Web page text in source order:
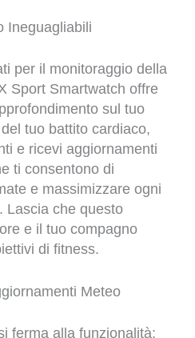
Ineguagliabili
per il monitoraggio della
Sport Smartwatch offre
sul tuo
tuo battito cardiaco,
e ricevi aggiornamenti
ti consentono di
e massimizzare ogni
Lascia che questo
e il tuo compagno
di fitness.
Meteo
ferma alla funzionalità;